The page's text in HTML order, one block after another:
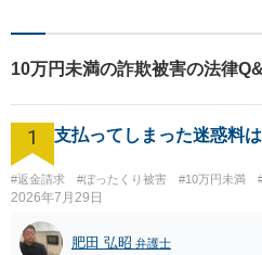
10万円未満の詐欺被害の法律
1 支払ってしまった迷惑料
#返金請求 #ぼったくり被害 #10万円未満
2026年7月29日
肥田 弘昭 弁護士